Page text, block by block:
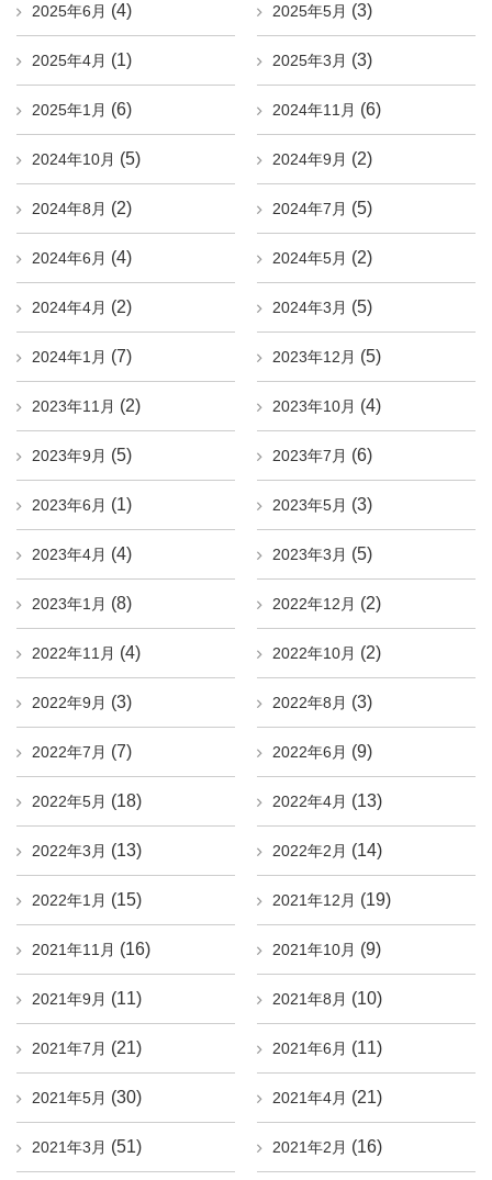
2025年6月 (4) 2025年5月 (3)
2025年4月 (1) 2025年3月 (3)
2025年1月 (6) 2024年11月 (6)
2024年10月 (5) 2024年9月 (2)
2024年8月 (2) 2024年7月 (5)
2024年6月 (4) 2024年5月 (2)
2024年4月 (2) 2024年3月 (5)
2024年1月 (7) 2023年12月 (5)
2023年11月 (2) 2023年10月 (4)
2023年9月 (5) 2023年7月 (6)
2023年6月 (1) 2023年5月 (3)
2023年4月 (4) 2023年3月 (5)
2023年1月 (8) 2022年12月 (2)
2022年11月 (4) 2022年10月 (2)
2022年9月 (3) 2022年8月 (3)
2022年7月 (7) 2022年6月 (9)
2022年5月 (18) 2022年4月 (13)
2022年3月 (13) 2022年2月 (14)
2022年1月 (15) 2021年12月 (19)
2021年11月 (16) 2021年10月 (9)
2021年9月 (11) 2021年8月 (10)
2021年7月 (21) 2021年6月 (11)
2021年5月 (30) 2021年4月 (21)
2021年3月 (51) 2021年2月 (16)